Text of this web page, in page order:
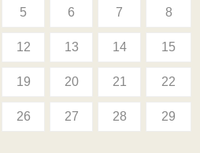
5 6 7 8
12 13 14 15
19 20 21 22
26 27 28 29